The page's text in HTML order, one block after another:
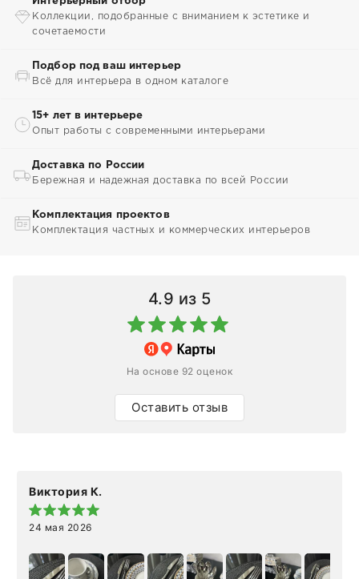
Коллекции, подобранные с вниманием к эстетике и
сочетаемости
Подбор под ваш интерьер
Всё для интерьера в одном каталоге
15+ лет в интерьере
Опыт работы с современными интерьерами
Доставка по России
Бережная и надежная доставка по всей России
Комплектация проектов
Комплектация частных и коммерческих интерьеров
4.9 из 5
На основе 92 оценок
Оставить отзыв
Виктория К.
24 мая 2026